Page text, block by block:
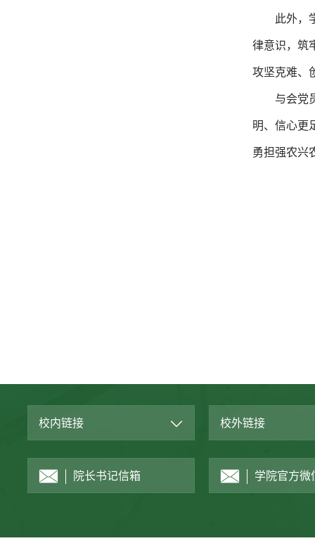
此外，
律意识，筑
攻坚克难、
与会党
明、信心更
勇担强农兴
校内链接 校外链接
院长书记信箱 学院官方微